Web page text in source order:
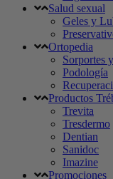
Salud sexual
Geles y
Ortopedia
Sorportes
Podología
Productos
Trevita
Tresdermo
Dentian
Sanidoc
Imazine
Promociones